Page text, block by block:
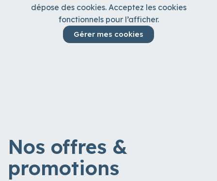
dépose des cookies. Acceptez les cookies
fonctionnels pour l’afficher.
Gérer mes cookies
Nos offres &
promotions